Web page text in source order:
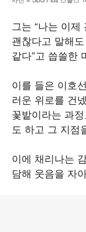
그는 “나는 이
괜찮다고 말해
같다”고 씁쓸한
이를 들은 이호
러운 위로를 건
꽃밭이라는 과
도 하고 그 지점
이에 채리나는
담해 웃음을 자